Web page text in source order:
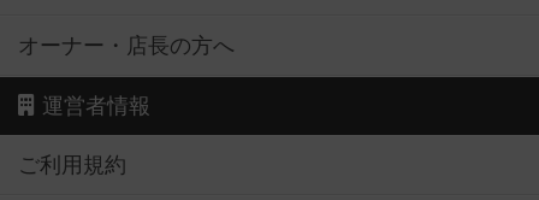
オーナー・店長の方へ
運営者情報
ご利用規約